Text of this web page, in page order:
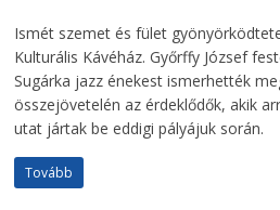
Ismét szemet és fület
Kulturális Kávéház. Győrffy József
Sugárka jazz énekest ismerhették
összejövetelén az érdeklődők, akik
utat jártak be eddigi pályájuk során.
Tovább